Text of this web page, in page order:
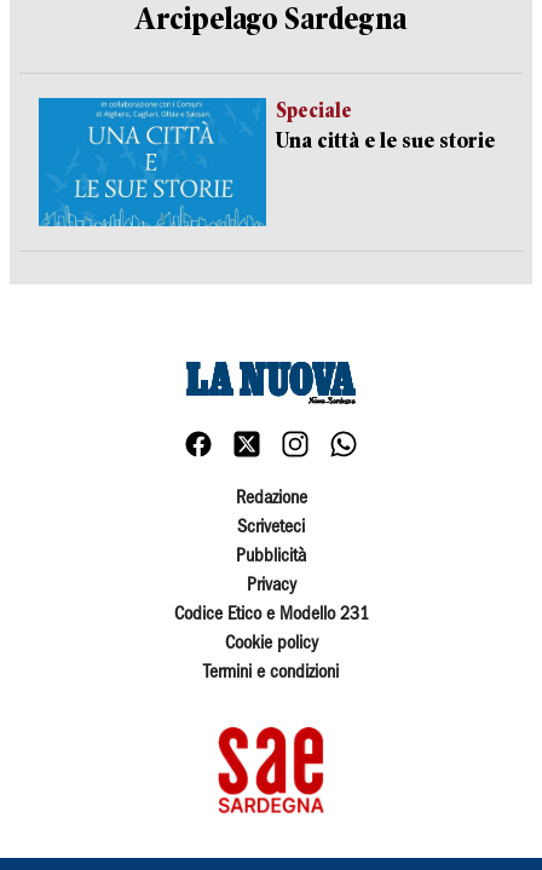
Arcipelago Sardegna
Speciale
Una città e le sue storie
Redazione
Scriveteci
Pubblicità
Privacy
Codice Etico e Modello 231
Cookie policy
Termini e condizioni